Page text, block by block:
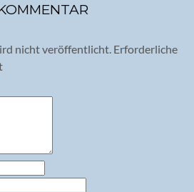
nicht veröffentlicht. Erforderliche